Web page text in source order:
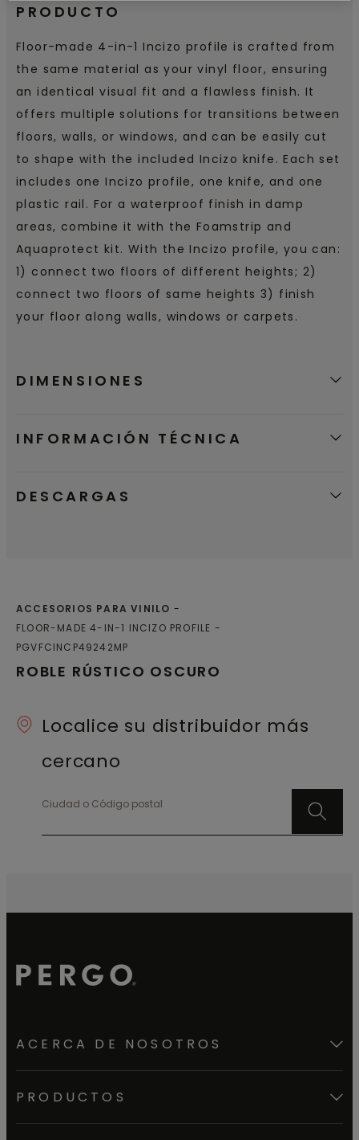
PRODUCTO
Floor-made 4-in-1 Incizo profile is crafted from
the same material as your vinyl floor, ensuring
an identical visual fit and a flawless finish. It
offers multiple solutions for transitions between
floors, walls, or windows, and can be easily cut
to shape with the included Incizo knife. Each set
includes one Incizo profile, one knife, and one
plastic rail. For a waterproof finish in damp
areas, combine it with the Foamstrip and
Aquaprotect kit. With the Incizo profile, you can:
1) connect two floors of different heights; 2)
connect two floors of same heights 3) finish
your floor along walls, windows or carpets.
DIMENSIONES
INFORMACIÓN TÉCNICA
DESCARGAS
ROBLE RÚSTICO OSCURO
ACCESORIOS PARA VINILO
FLOOR-MADE 4-IN-1 INCIZO PROFILE
PGVFCINCP49242MP
Localice su distribuidor más
cercano
Ciudad o Código postal
ACERCA DE NOSOTROS
PRODUCTOS